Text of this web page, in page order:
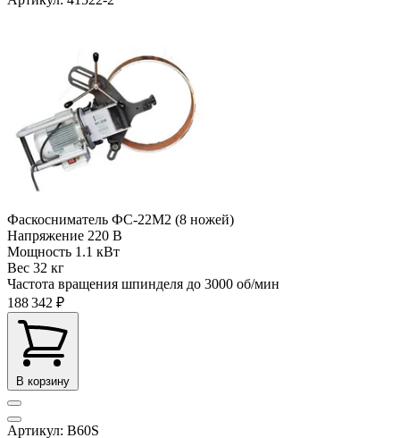
Фаскосниматель ФС-22М2 (8 ножей)
Напряжение 220 В
Мощность 1.1 кВт
Вес 32 кг
Частота вращения шпинделя до 3000 об/мин
188 342 ₽
В корзину
Артикул: B60S